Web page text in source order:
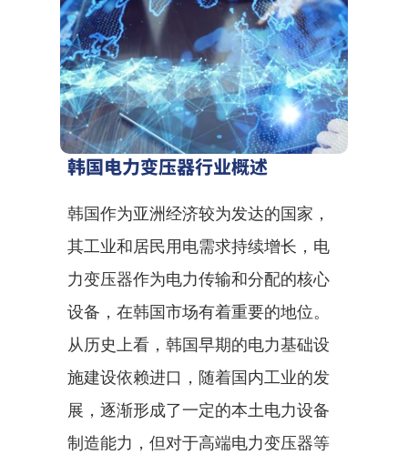
韩国电力变压器行业概述
韩国作为亚洲经济较为发达的国家，
其工业和居民用电需求持续增长，电
力变压器作为电力传输和分配的核心
设备，在韩国市场有着重要的地位。
从历史上看，韩国早期的电力基础设
施建设依赖进口，随着国内工业的发
展，逐渐形成了一定的本土电力设备
制造能力，但对于高端电力变压器等